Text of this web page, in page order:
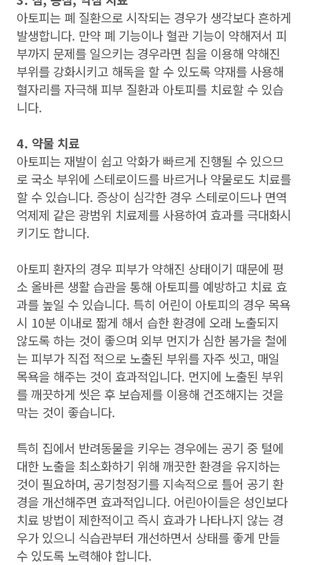
아토피는 폐 질환으로 시작되는 경우가 생각보다 흔하게
발생합니다. 만약 폐 기능이나 혈관 기능이 약해져서 피
부까지 문제를 일으키는 경우라면 침을 이용해 약해진
부위를 강화시키고 해독을 할 수 있도록 약재를 사용해
혈자리를 자극해 피부 질환과 아토피를 치료할 수 있습
니다.
4. 약물 치료
아토피는 재발이 쉽고 악화가 빠르게 진행될 수 있으므
로 국소 부위에 스테로이드를 바르거나 약물로도 치료를
할 수 있습니다. 증상이 심각한 경우 스테로이드나 면역
억제제 같은 광범위 치료제를 사용하여 효과를 극대화시
키기도 합니다.
아토피 환자의 경우 피부가 약해진 상태이기 때문에 평
소 올바른 생활 습관을 통해 아토피를 예방하고 치료 효
과를 높일 수 있습니다. 특히 어린이 아토피의 경우 목욕
시 10분 이내로 짧게 해서 습한 환경에 오래 노출되지
않도록 하는 것이 좋으며 외부 먼지가 심한 봄가을 철에
는 피부가 직접 적으로 노출된 부위를 자주 씻고, 매일
목욕을 해주는 것이 효과적입니다. 먼지에 노출된 부위
를 깨끗하게 씻은 후 보습제를 이용해 건조해지는 것을
막는 것이 좋습니다.
특히 집에서 반려동물을 키우는 경우에는 공기 중 털에
대한 노출을 최소화하기 위해 깨끗한 환경을 유지하는
것이 필요하며, 공기청정기를 지속적으로 틀어 공기 환
경을 개선해주면 효과적입니다. 어린아이들은 성인보다
치료 방법이 제한적이고 즉시 효과가 나타나지 않는 경
우가 있으니 식습관부터 개선하면서 상태를 좋게 만들
수 있도록 노력해야 합니다.